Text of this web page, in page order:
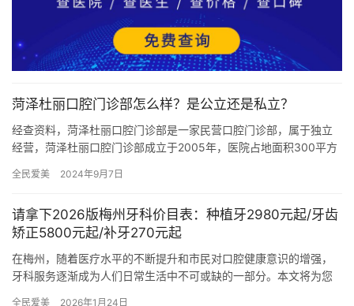
菏泽杜丽口腔门诊部怎么样？是公立还是私立？
经查资料，菏泽杜丽口腔门诊部是一家民营口腔门诊部，属于独立
经营，菏泽杜丽口腔门诊部成立于2005年，医院占地面积300平方
全民爱美 2024年9月7日
请拿下2026版梅州牙科价目表：种植牙2980元起/牙齿
矫正5800元起/补牙270元起
在梅州，随着医疗水平的不断提升和市民对口腔健康意识的增强，
牙科服务逐渐成为人们日常生活中不可或缺的一部分。本文将为您
全民爱美 2026年1月24日